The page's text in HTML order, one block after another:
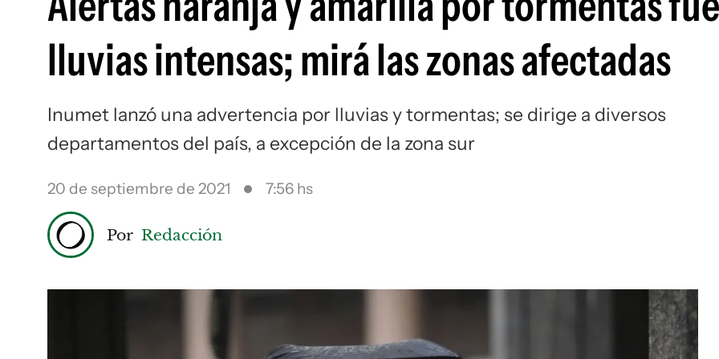
lluvias intensas; mirá las zonas afectadas
Inumet lanzó una advertencia por lluvias y tormentas; se dirige a diversos
departamentos del país, a excepción de la zona sur
20 de septiembre de 2021 7:56 hs
Por Redacción